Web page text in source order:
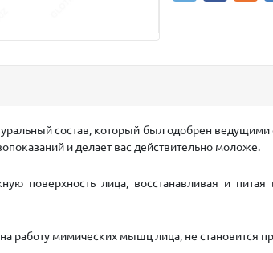
состав, который был одобрен
и делает вас действительно моложе.
поверхность лица, восстанавливая и
работу мимических мышц лица, не